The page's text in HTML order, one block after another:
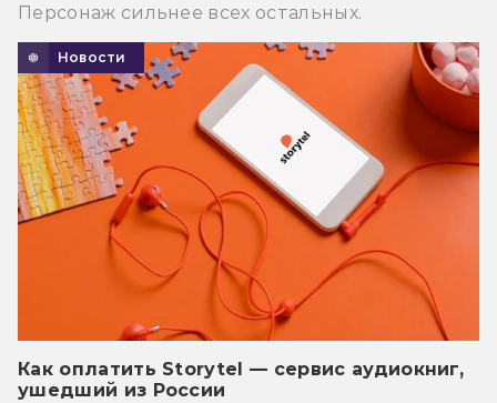
Персонаж сильнее всех остальных.
Новости
Как оплатить Storytel — сервис аудиокниг,
ушедший из России